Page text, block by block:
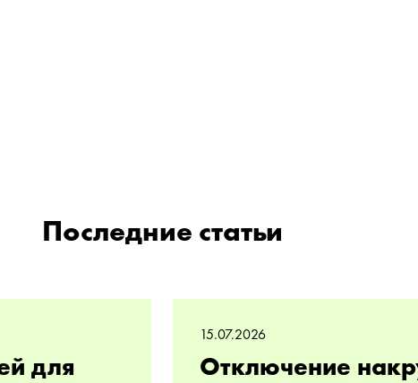
Последние статьи
для
15.07.2026
Отключение